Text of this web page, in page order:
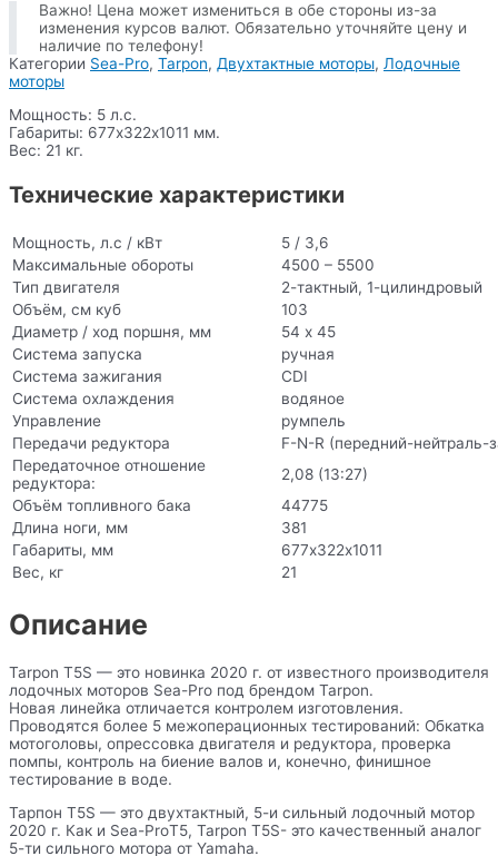
Важно! Цена может измениться в обе стороны из-за
изменения курсов валют. Обязательно уточняйте цену и
наличие по телефону!
Категории Sea-Pro, Tarpon, Двухтактные моторы, Лодочные
моторы
Мощность: 5 л.с.
Габариты: 677х322х1011 мм.
Вес: 21 кг.
Технические характеристики
Мощность, л.с / кВт
5 / 3,6
Максимальные обороты
4500 – 5500
Тип двигателя
2-тактный, 1-цилиндровый
Объём, см куб
103
Диаметр / ход поршня, мм
54 х 45
Система запуска
ручная
Система зажигания
CDI
Система охлаждения
водяное
Управление
румпель
Передачи редуктора
F-N-R (передний-нейтраль-
Передаточное отношение
редуктора:
2,08 (13:27)
Объём топливного бака
44775
Длина ноги, мм
381
Габариты, мм
677х322х1011
Вес, кг
21
Описание
Tarpon T5S — это новинка 2020 г. от известного производителя
лодочных моторов Sea-Pro под брендом Tarpon.
Новая линейка отличается контролем изготовления.
Проводятся более 5 межоперационных тестирований: Обкатка
мотоголовы, опрессовка двигателя и редуктора, проверка
помпы, контроль на биение валов и, конечно, финишное
тестирование в воде.
Тарпон T5S — это двухтактный, 5-и сильный лодочный мотор
2020 г. Как и Sea-ProТ5, Tarpon T5S- это качественный аналог
5-ти сильного мотора от Yamaha.